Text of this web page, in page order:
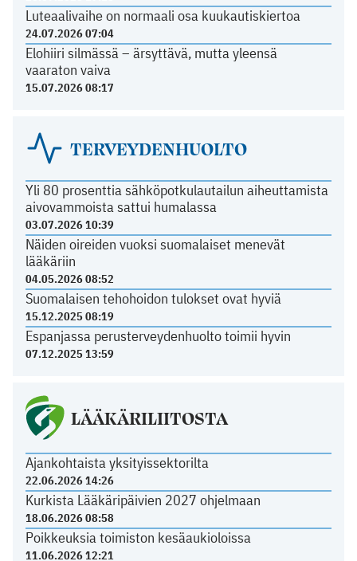
Luteaalivaihe on normaali osa kuukautiskiertoa
24.07.2026 07:04
Elohiiri silmässä – ärsyttävä, mutta yleensä
vaaraton vaiva
15.07.2026 08:17
TERVEYDENHUOLTO
Yli 80 prosenttia sähköpotkulautailun aiheuttamista
aivovammoista sattui humalassa
03.07.2026 10:39
Näiden oireiden vuoksi suomalaiset menevät
lääkäriin
04.05.2026 08:52
Suomalaisen tehohoidon tulokset ovat hyviä
15.12.2025 08:19
Espanjassa perusterveydenhuolto toimii hyvin
07.12.2025 13:59
LÄÄKÄRILIITOSTA
Ajankohtaista yksityissektorilta
22.06.2026 14:26
Kurkista Lääkäripäivien 2027 ohjelmaan
18.06.2026 08:58
Poikkeuksia toimiston kesäaukioloissa
11.06.2026 12:21